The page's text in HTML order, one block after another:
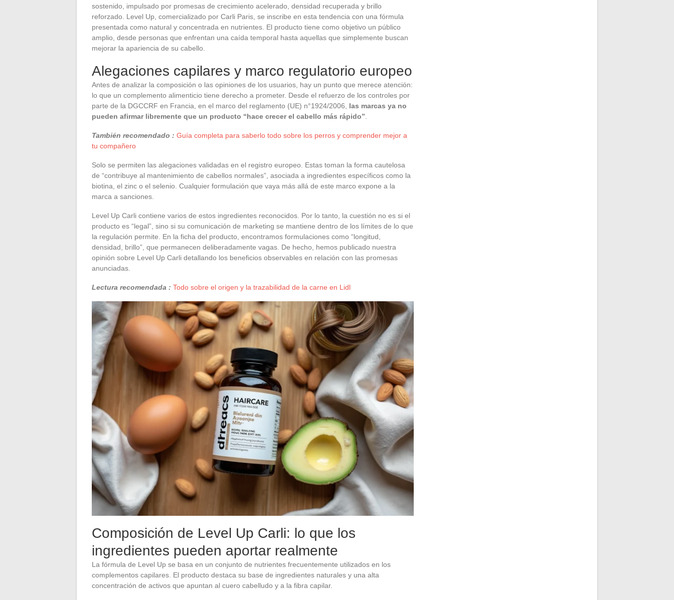
sostenido, impulsado por promesas de crecimiento acelerado, densidad recuperada y brillo
reforzado. Level Up, comercializado por Carli Paris, se inscribe en esta tendencia con una fórmula
presentada como natural y concentrada en nutrientes. El producto tiene como objetivo un público
amplio, desde personas que enfrentan una caída temporal hasta aquellas que simplemente buscan
mejorar la apariencia de su cabello.
Alegaciones capilares y marco regulatorio europeo
Antes de analizar la composición o las opiniones de los usuarios, hay un punto que merece atención:
lo que un complemento alimenticio tiene derecho a prometer. Desde el refuerzo de los controles por
parte de la DGCCRF en Francia, en el marco del reglamento (UE) n°1924/2006, las marcas ya no
pueden afirmar libremente que un producto “hace crecer el cabello más rápido”
También recomendado : Guía completa para saberlo todo sobre los perros y comprender mejor a
tu compañero
Solo se permiten las alegaciones validadas en el registro europeo. Estas toman la forma cautelosa
de “contribuye al mantenimiento de cabellos normales”, asociada a ingredientes específicos como la
biotina, el zinc o el selenio. Cualquier formulación que vaya más allá de este marco expone a la
marca a sanciones.
Level Up Carli contiene varios de estos ingredientes reconocidos. Por lo tanto, la cuestión no es si el
producto es “legal”, sino si su comunicación de marketing se mantiene dentro de los límites de lo que
la regulación permite. En la ficha del producto, encontramos formulaciones como “longitud,
densidad, brillo”, que permanecen deliberadamente vagas. De hecho, hemos publicado nuestra
opinión sobre Level Up Carli detallando los beneficios observables en relación con las promesas
anunciadas.
Lectura recomendada : Todo sobre el origen y la trazabilidad de la carne en Lidl
Composición de Level Up Carli: lo que los
ingredientes pueden aportar realmente
La fórmula de Level Up se basa en un conjunto de nutrientes frecuentemente utilizados en los
complementos capilares. El producto destaca su base de ingredientes naturales y una alta
concentración de activos que apuntan al cuero cabelludo y a la fibra capilar.